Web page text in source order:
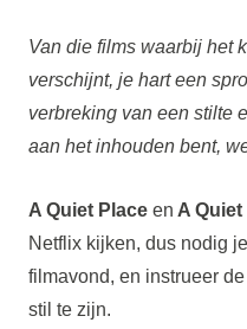
Van die films waarbij het
verschijnt, je hart een
verbreking van een stilte
aan het inhouden bent,
A Quiet Placeen A Quiet
Netflix kijken, dus nodig
filmavond, en instrueer
stil te zijn.